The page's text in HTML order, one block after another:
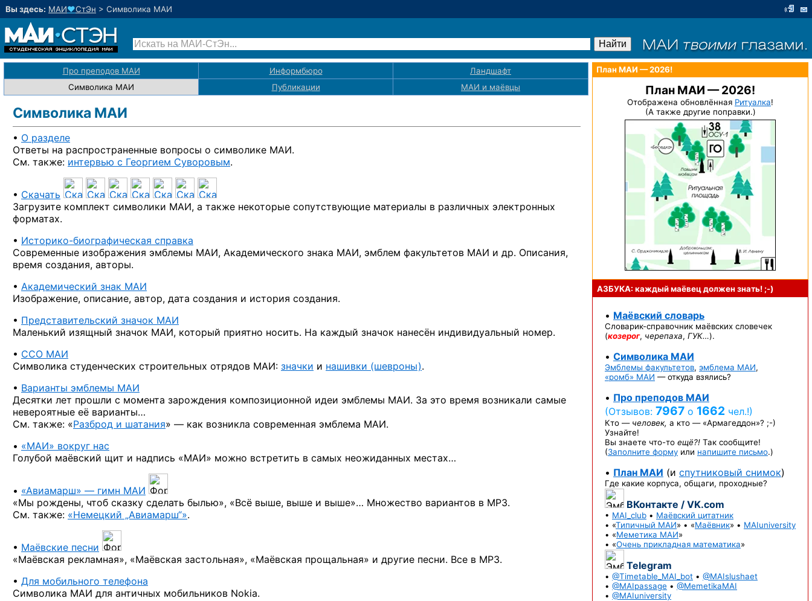
Вы здесь: МАИ♥СтЭн > Символика МАИ
Про преподов МАИ Информбюро
Ландшафт
Символика МАИ
Публикации МАИ и маёвцы
Символика МАИ
• О разделе
Ответы на распространенные вопросы о символике МАИ.
См. также: интервью с Георгием Суворовым.
• Скачать
Загрузите комплект символики МАИ, а также некоторые сопутствующие материалы в различных электронных
форматах.
• Историко-биографическая справка
Современные изображения эмблемы МАИ, Академического знака МАИ, эмблем факультетов МАИ и др. Описания,
время создания, авторы.
• Академический знак МАИ
Изображение, описание, автор, дата создания и история создания.
• Представительский значок МАИ
Маленький изящный значок МАИ, который приятно носить. На каждый значок нанесён индивидуальный номер.
• ССО МАИ
Символика студенческих строительных отрядов МАИ: значки и нашивки (шевроны).
• Варианты эмблемы МАИ
Десятки лет прошли с момента зарождения композиционной идеи эмблемы МАИ. За это время возникали самые
невероятные её варианты…
См. также: «Разброд и шатания» — как возникла современная эмблема МАИ.
• «МАИ» вокруг нас
Голубой маёвский щит и надпись «МАИ» можно встретить в самых неожиданных местах…
• «Авиамарш» — гимн МАИ
«Мы рождены, чтоб сказку сделать былью», «Всё выше, выше и выше»… Множество вариантов в MP3.
См. также: «Немецкий „Авиамарш“».
• Маёвские песни
«Маёвская рекламная», «Маёвская застольная», «Маёвская прощальная» и другие песни. Все в MP3.
• Для мобильного телефона
Символика МАИ для античных мобильников Nokia.
План МАИ — 2026!
План МАИ — 2026!
Отображена обновлённая Ритуалка!
(А также другие поправки.)
АЗБУКА: каждый маёвец должензнать! ;-)
• Маёвский словарь
Словарик-справочник маёвских словечек
(козерог, черепаха, ГУК…).
• Символика МАИ
Эмблемы факультетов, эмблема МАИ,
«ромб» МАИ — откуда взялись?
• Про преподов МАИ
(Отзывов: 7967 о 1662 чел.!)
Кто — человек, а кто — «Армагеддон»? ;-)
Узнайте!
Вы знаете что-то ещё?! Так сообщите!
(Заполните форму или напишите письмо.)
• План МАИ (и спутниковый снимок)
Где какие корпуса, общаги, проходные?
ВКонтакте / VK.com
• MAI_club • Маёвский цитатник
• «Типичный МАИ» • «Маёвник» • MAIuniversity
• «Меметика МАИ»
• «Очень прикладная математика»
Telegram
• @Timetable_MAI_bot • @MAIslushaet
• @MAIpassage • @MemetikaMAI
• @MAIuniversity